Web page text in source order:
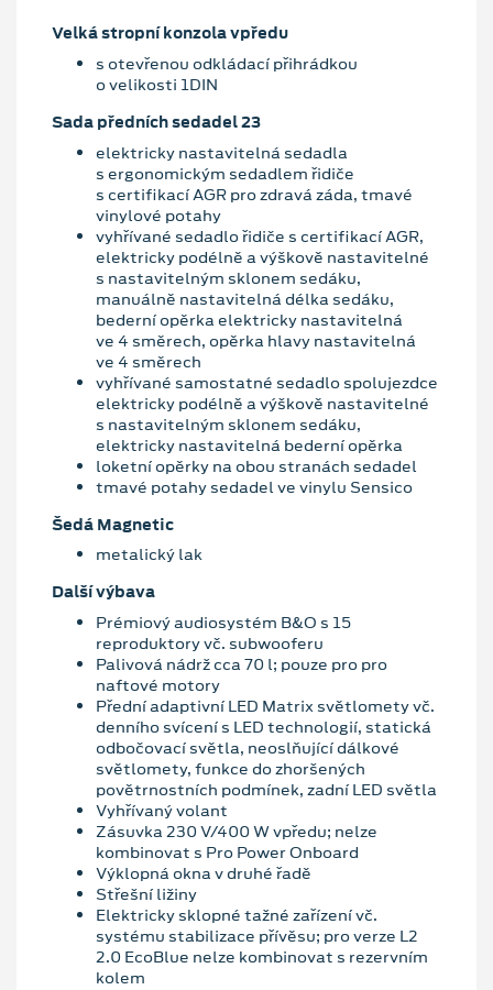
Velká stropní konzola vpředu
s otevřenou odkládací přihrádkou
o velikosti 1DIN
Sada předních sedadel 23
elektricky nastavitelná sedadla
s ergonomickým sedadlem řidiče
s certifikací AGR pro zdravá záda, tmavé
vinylové potahy
vyhřívané sedadlo řidiče s certifikací AGR,
elektricky podélně a výškově nastavitelné
s nastavitelným sklonem sedáku,
manuálně nastavitelná délka sedáku,
bederní opěrka elektricky nastavitelná
ve 4 směrech, opěrka hlavy nastavitelná
ve 4 směrech
vyhřívané samostatné sedadlo spolujezdce
elektricky podélně a výškově nastavitelné
s nastavitelným sklonem sedáku,
elektricky nastavitelná bederní opěrka
loketní opěrky na obou stranách sedadel
tmavé potahy sedadel ve vinylu Sensico
Šedá Magnetic
metalický lak
Další výbava
Prémiový audiosystém B&O s 15
reproduktory vč. subwooferu
Palivová nádrž cca 70 l; pouze pro pro
naftové motory
Přední adaptivní LED Matrix světlomety vč.
denního svícení s LED technologií, statická
odbočovací světla, neoslňující dálkové
světlomety, funkce do zhoršených
povětrnostních podmínek, zadní LED světla
Vyhřívaný volant
Zásuvka 230 V/400 W vpředu; nelze
kombinovat s Pro Power Onboard
Výklopná okna v druhé řadě
Střešní ližiny
Elektricky sklopné tažné zařízení vč.
systému stabilizace přívěsu; pro verze L2
2.0 EcoBlue nelze kombinovat s rezervním
kolem